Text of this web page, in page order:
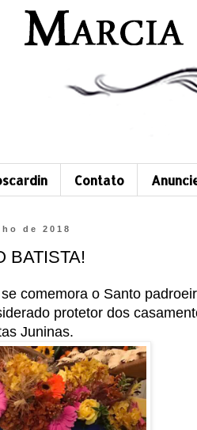
Contato
de 2018
BATISTA!
comemora o Santo
protetor dos
Juninas.